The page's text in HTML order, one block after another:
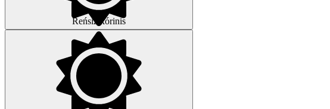
Reńsiz kórinis